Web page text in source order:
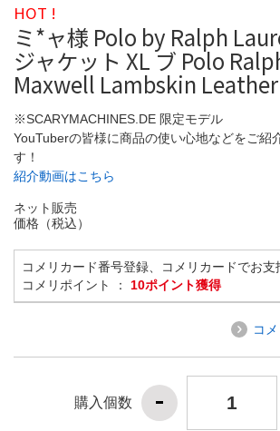
HOT !
ミ*ャ様 Polo by Ralph
ジャケット XL ブ Polo
Maxwell Lambskin
※SCARYMACHINES.DE 限定モデル
YouTuberの皆様に商品の使い心地などをご紹
す！
紹介動画はこちら
ネット販売
価格（税込）
コメリカード番号登録、コメリカードでお支
コメリポイント ： 10ポイント獲得
コ
購入個数